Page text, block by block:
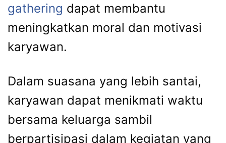
gathering dapat membantu
meningkatkan moral dan motivasi
karyawan.
Dalam suasana yang lebih santai,
karyawan dapat menikmati waktu
bersama keluarga sambil
berpartisipasi dalam kegiatan yang